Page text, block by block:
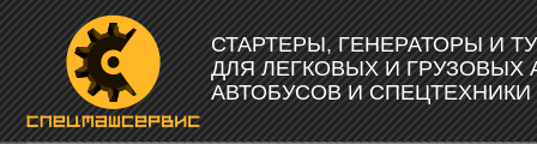
СТАРТЕРЫ, ГЕНЕРАТОРЫ И
ДЛЯ ЛЕГКОВЫХ И ГРУЗОВЫХ
АВТОБУСОВ И СПЕЦТЕХНИКИ